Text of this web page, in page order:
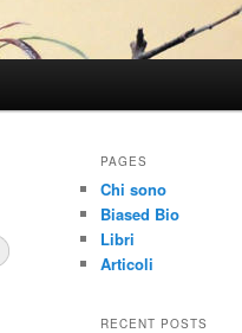
PAGES
Chi sono
Biased Bio
Libri
Articoli
RECENT POSTS